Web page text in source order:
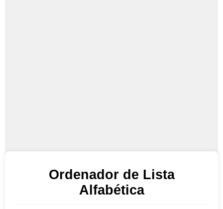
Ordenador de Lista
Alfabética